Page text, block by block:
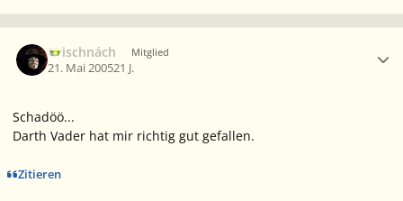
Grischnách Mitglied
21. Mai 200521 J.
Schadöö...
Darth Vader hat mir richtig gut gefallen.
Zitieren